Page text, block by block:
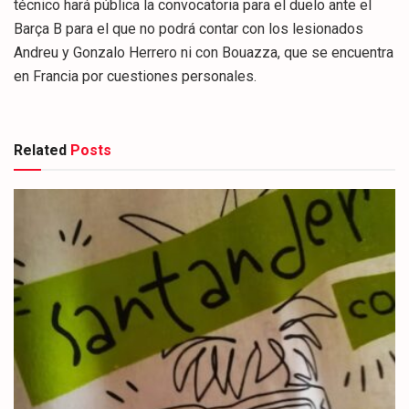
técnico hará pública la convocatoria para el duelo ante el
Barça B para el que no podrá contar con los lesionados
Andreu y Gonzalo Herrero ni con Bouazza, que se encuentra
en Francia por cuestiones personales.
Related Posts